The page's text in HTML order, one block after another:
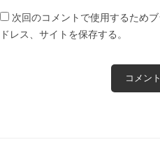
次回のコメントで使用するため
ドレス、サイトを保存する。